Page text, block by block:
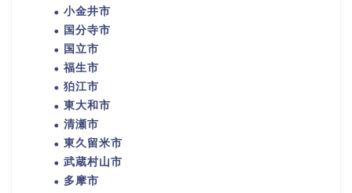
小金井市
国分寺市
国立市
福生市
狛江市
東大和市
清瀬市
東久留米市
武蔵村山市
多摩市